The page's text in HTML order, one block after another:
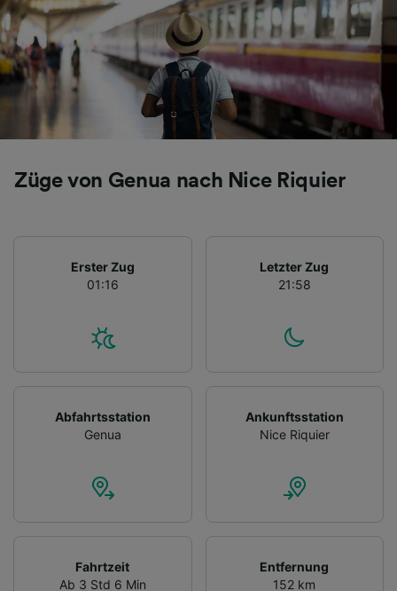
Züge von Genua nach Nice Riquier
Erster Zug
01:16
Letzter Zug
21:58
Abfahrtsstation
Genua
Ankunftsstation
Nice Riquier
Fahrtzeit
Ab 3 Std 6 Min
Entfernung
152 km